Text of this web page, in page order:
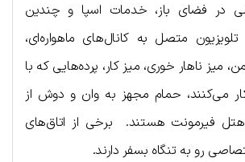
در فضای باز، خدمات اسپا و چندین
متصل به کانال‌های ماهواره‌ای،
میز ناهار خوری، میز کار، پرده‌هایی که با
کار می‌کنند، حمام مجهز به وان و دوش از
هتل فیرمونت هستند. برخی از اتاق‌های
رو به تنگاه بسفر دارند.